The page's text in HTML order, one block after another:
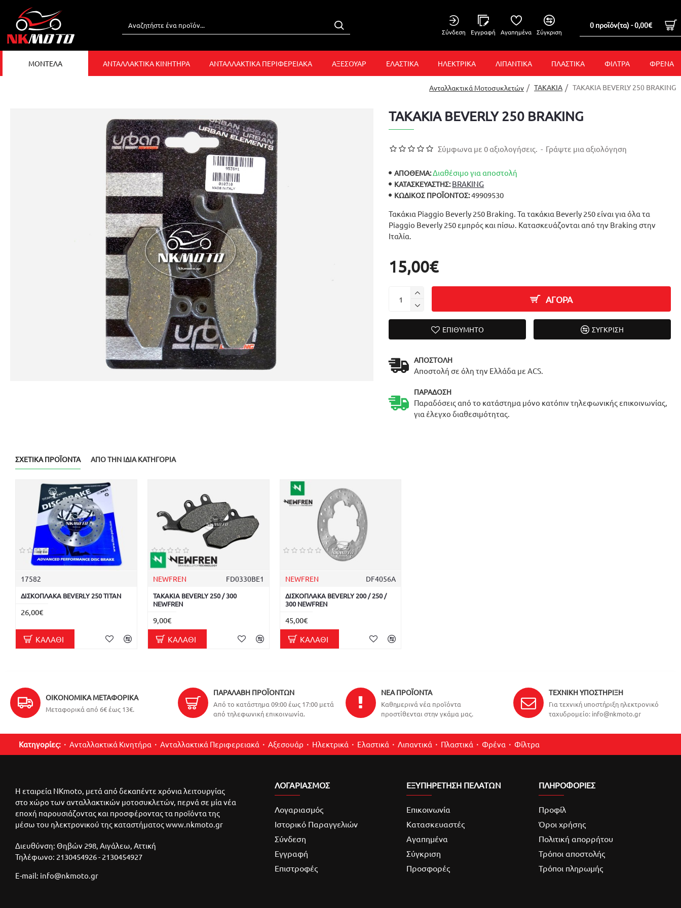
Σύνδεση Εγγραφή Αγαπημένα Σύγκριση
0 προϊόν(τα) - 0,00€
ΜΟΝΤΕΛΑ ΑΝΤΑΛΛΑΚΤΙΚΑ ΚΙΝΗΤΗΡΑ ΑΝΤΑΛΛΑΚΤΙΚΑ ΠΕΡΙΦΕΡΕΙΑΚΑ ΑΞΕΣΟΥΑΡ ΕΛΑΣΤΙΚΑ ΗΛΕΚΤΡΙΚΑ ΛΙΠΑΝΤΙΚΑ ΠΛΑΣΤΙΚΑ ΦΙΛΤΡΑ ΦΡΕΝΑ
Ανταλλακτικά Μοτοσυκλετών ΤΑΚΑΚΙΑ ΤΑΚΑΚΙΑ BEVERLY 250 BRAKING
ΤΑΚΑΚΙΑ BEVERLY 250 BRAKING
Τακάκια Piaggio Beverly 250 Braking. Τα τακάκια Beverly 250 είναι για όλα τα
Piaggio Beverly 250 εμπρός και πίσω. Κατασκευάζονται από την Braking στην
Ιταλία.
ΑΠΟΘΕΜΑ:Διαθέσιμο για αποστολή
ΚΑΤΑΣΚΕΥΑΣΤΉΣ: BRAKING
ΚΩΔΙΚΌΣ ΠΡΟΪΌΝΤΟΣ:49909530
Σύμφωνα με 0 αξιολογήσεις. - Γράψτε μια αξιολόγηση
15,00€
ΑΓΟΡΑ
ΕΠΙΘΥΜΗΤΌ ΣΎΓΚΡΙΣΗ
ΑΠΟΣΤΟΛΉ
Αποστολή σε όλη την Ελλάδα με ACS.
ΠΑΡΆΔΟΣΗ
Παραδόσεις από το κατάστημα μόνο κατόπιν τηλεφωνικής επικοινωνίας,
για έλεγχο διαθεσιμότητας.
ΣΧΕΤΙΚΆ ΠΡΟΪΌΝΤΑ ΑΠΌ ΤΗΝ ΊΔΙΑ ΚΑΤΗΓΟΡΊΑ
17582
ΔΙΣΚΟΠΛΑΚΑ BEVERLY 250 TITAN
26,00€
ΚΑΛΆΘΙ
NEWFREN FD0330BE1
ΤΑΚΑΚΙΑ BEVERLY 250 / 300
NEWFREN
9,00€
ΚΑΛΆΘΙ
NEWFREN DF4056A
ΔΙΣΚΟΠΛΑΚΑ BEVERLY 200 / 250 /
300 NEWFREN
45,00€
ΚΑΛΆΘΙ
ΟΙΚΟΝΟΜΙΚΆ ΜΕΤΑΦΟΡΙΚΆ
Μεταφορικά από 6€ έως 13€.
ΠΑΡΑΛΑΒΉ ΠΡΟΪΌΝΤΩΝ
Από το κατάστημα 09:00 έως 17:00 μετά
από τηλεφωνική επικοινωνία.
ΝΈΑ ΠΡΟΪΌΝΤΑ
Καθημερινά νέα προϊόντα
προστίθενται στην γκάμα μας.
ΤΕΧΝΙΚΉ ΥΠΟΣΤΉΡΙΞΗ
Για τεχνική υποστήριξη ηλεκτρονικό
ταχυδρομείο: info@nkmoto.gr
Κατηγορίες: Ανταλλακτικά Κινητήρα Ανταλλακτικά Περιφερειακά Αξεσουάρ Ηλεκτρικά Ελαστικά Λιπαντικά Πλαστικά Φρένα Φίλτρα
Η εταιρεία NKmoto, μετά από δεκαπέντε χρόνια λειτουργίας
στο χώρο των ανταλλακτικών μοτοσυκλετών, περνά σε μία νέα
εποχή παρουσιάζοντας και προσφέροντας τα προϊόντα της
μέσω του ηλεκτρονικού της καταστήματος www.nkmoto.gr
Διευθύνση: Θηβών 298, Αιγάλεω, Αττική
Τηλέφωνο: 2130454926 - 2130454927
E-mail: info@nkmoto.gr
ΛΟΓΑΡΙΑΣΜΌΣ
Λογαριασμός
Ιστορικό Παραγγελιών
Σύνδεση
Εγγραφή
Επιστροφές
ΕΞΥΠΗΡΕΤΗΣΗ ΠΕΛΑΤΩΝ
Επικοινωνία
Κατασκευαστές
Αγαπημένα
Σύγκριση
Προσφορές
ΠΛΗΡΟΦΟΡΙΕΣ
Προφίλ
Όροι χρήσης
Πολιτική απορρήτου
Τρόποι αποστολής
Τρόποι πληρωμής